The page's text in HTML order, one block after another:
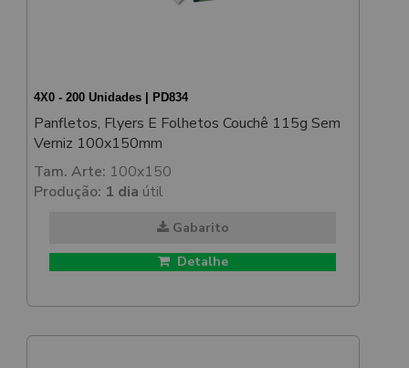
4X0 - 200 Unidades | PD834
Panfletos, Flyers E Folhetos Couchê 115g Sem
Verniz 100x150mm
Tam. Arte: 100x150
Produção: 1 dia útil
Gabarito
Detalhe